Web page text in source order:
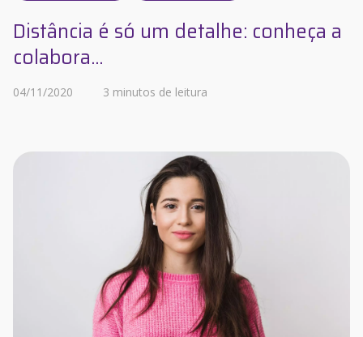
Distância é só um detalhe: conheça a
colabora...
04/11/2020 3 minutos de leitura